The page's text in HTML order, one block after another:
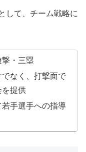
して、チーム戦略に
・三塁
なく、打撃面で
を提供
手選手への指導